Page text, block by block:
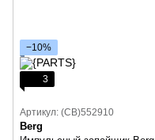
−10%
3
Артикул: (CB)552910
Berg